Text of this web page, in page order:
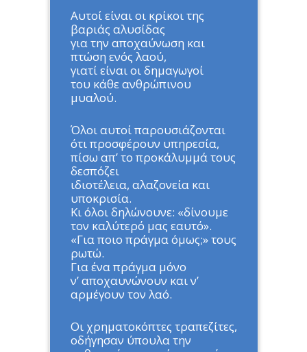
Αυτοί είναι οι κρίκοι της
βαριάς αλυσίδας
για την αποχαύνωση και
πτώση ενός λαού,
γιατί είναι οι δημαγωγοί
του κάθε ανθρώπινου
μυαλού.
Όλοι αυτοί παρουσιάζονται
ότι προσφέρουν υπηρεσία,
πίσω απ’ το προκάλυμμά τους
δεσπόζει
ιδιοτέλεια, αλαζονεία και
υποκρισία.
Κι όλοι δηλώνουνε: «δίνουμε
τον καλύτερό μας εαυτό».
«Για ποιο πράγμα όμως;» τους
ρωτώ.
Για ένα πράγμα μόνο
ν’ αποχαυνώνουν και ν’
αρμέγουν τον λαό.
Οι χρηματοκόπτες τραπεζίτες,
οδήγησαν ύπουλα την